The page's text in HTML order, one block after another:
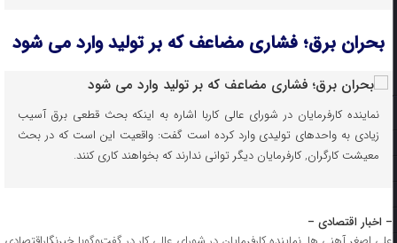
بحران برق؛ فشاری مضاعف که بر تولید وارد می شود
نماینده کارفرمایان در شورای عالی کاربا اشاره به اینکه بحث قطعی برق آسیب
زیادی به واحدهای تولیدی وارد کرده است گفت: واقعیت این است که در بحث
معیشت کارگران, کارفرمایان دیگر توانی ندارند که بخواهند کاری کنند.
– اخبار اقتصادی –